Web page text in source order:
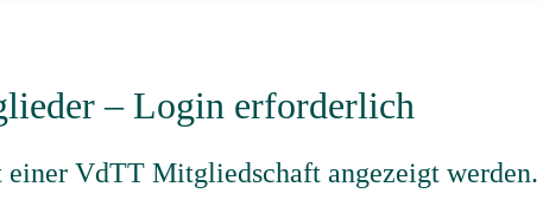
– Login erforderlich
VdTT Mitgliedschaft angezeigt werden.